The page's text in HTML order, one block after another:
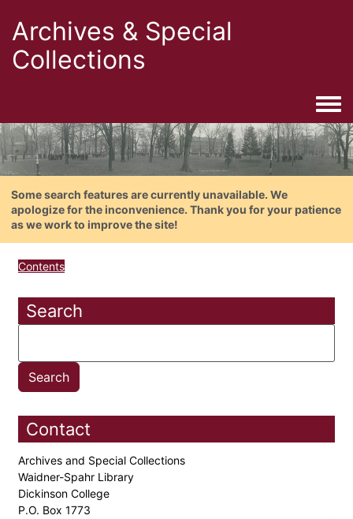
Archives & Special
Collections
Some search features are currently unavailable. We
apologize for the inconvenience. Thank you for your patience
as we work to improve the site!
Contents
Search
Contact
Archives and Special Collections
Waidner-Spahr Library
Dickinson College
P.O. Box 1773